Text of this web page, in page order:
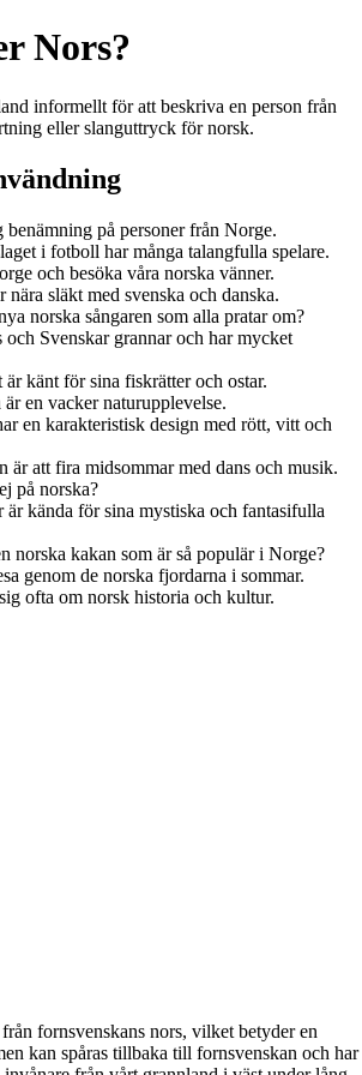
Nors?
informellt för att beskriva en person från
eller slanguttryck för norsk.
benämning på personer från Norge.
i fotboll har många talangfulla spelare.
och besöka våra norska vänner.
nära släkt med svenska och danska.
norska sångaren som alla pratar om?
Svenskar grannar och har mycket
känt för sina fiskrätter och ostar.
en vacker naturupplevelse.
en karakteristisk design med rött, vitt och
är att fira midsommar med dans och musik.
på norska?
kända för sina mystiska och fantasifulla
norska kakan som är så populär i Norge?
genom de norska fjordarna i sommar.
ofta om norsk historia och kultur.
fornsvenskans nors, vilket betyder en
kan spåras tillbaka till fornsvenskan och har